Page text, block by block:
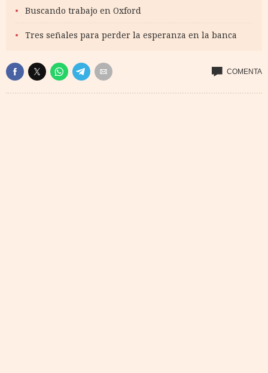
Buscando trabajo en Oxford
Tres señales para perder la esperanza en la banca